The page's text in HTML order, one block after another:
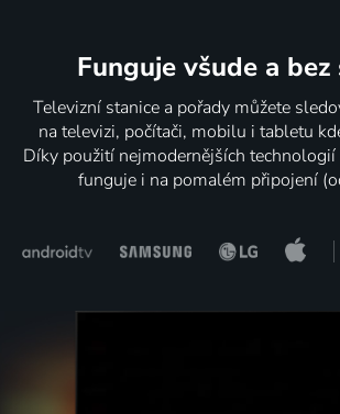
Funguje všude a bez
Televizní stanice a pořady můžete
na televizi, počítači, mobilu i tabletu
Díky použití nejmodernějších
funguje i na pomalém připojení